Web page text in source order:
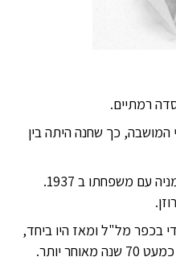
המושבה, כך שחנה היתה בין
זאב רוזין, לימים בעלה, הגיע מגרמניה עם משפחתו ב 1937.
בכפר מל"ל ומאז היו ביחד,
יותר.